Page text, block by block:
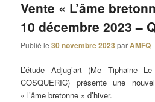
Vente « L’âme
10 décembre 2023 –
Publié le30 novembre 2023 parAMFQ
L’étude Adjug’art (Me Tiphaine
COSQUERIC) présente une
« l’âme bretonne » d’hiver.